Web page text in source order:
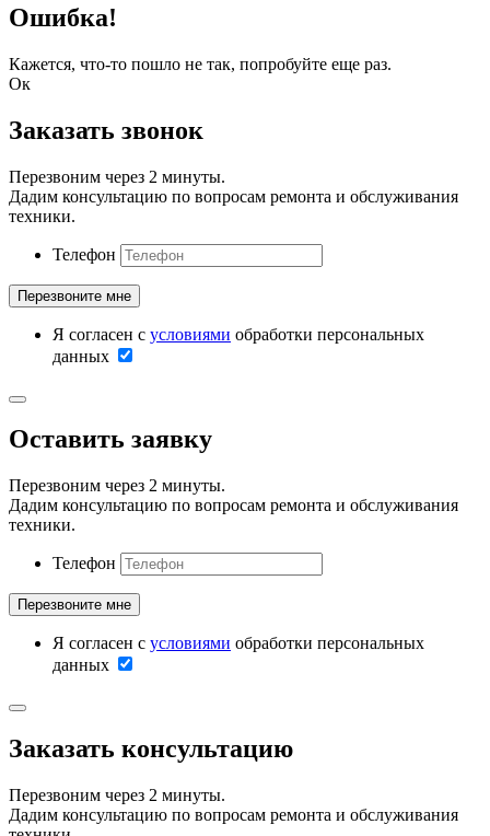
Ошибка!
Кажется, что-то пошло не так, попробуйте еще раз.
Ок
Заказать звонок
Перезвоним через 2 минуты.
Дадим консультацию по вопросам ремонта и обслуживания
техники.
Телефон
Я согласен с условиями обработки персональных
данных
Оставить заявку
Перезвоним через 2 минуты.
Дадим консультацию по вопросам ремонта и обслуживания
техники.
Телефон
Я согласен с условиями обработки персональных
данных
Заказать консультацию
Перезвоним через 2 минуты.
Дадим консультацию по вопросам ремонта и обслуживания